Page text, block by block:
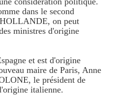
dans le second
on peut
ministres d'origine
et est d'origine
maire de Paris, Anne
le président de
italienne.